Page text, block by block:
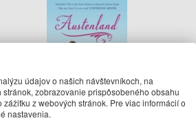
údajov o našich návštevníkoch, na
zobrazovanie prispôsobeného obsahu
z webových stránok. Pre viac informácií o
nastavenia.